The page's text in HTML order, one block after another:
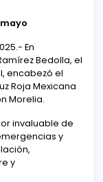
En
Bedolla, el
encabezó el
Roja Mexicana
Morelia.
invaluable de
y
y